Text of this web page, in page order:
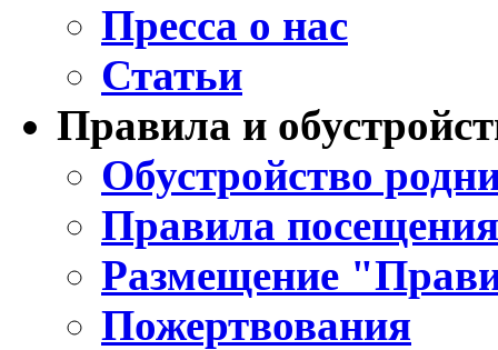
Пресса о нас
Статьи
Правила и
Обустройство
Правила
Размещение
Пожертвования